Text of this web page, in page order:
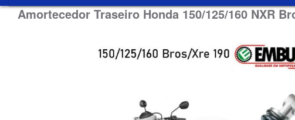
Amortecedor Traseiro Honda 150/125/160 NXR